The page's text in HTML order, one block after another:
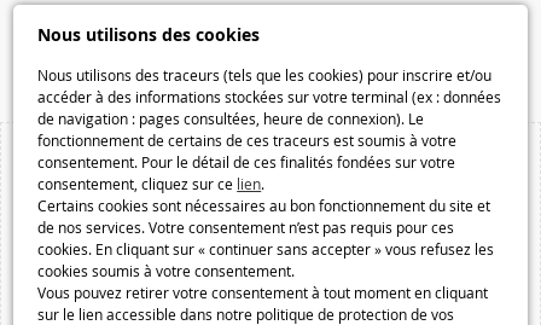
Nous utilisons des cookies
Nous utilisons des traceurs (tels que les cookies) pour inscrire et/ou
accéder à des informations stockées sur votre terminal (ex : données
de navigation : pages consultées, heure de connexion). Le
fonctionnement de certains de ces traceurs est soumis à votre
consentement. Pour le détail de ces finalités fondées sur votre
consentement, cliquez sur ce lien.
Certains cookies sont nécessaires au bon fonctionnement du site et
de nos services. Votre consentement n’est pas requis pour ces
cookies. En cliquant sur « continuer sans accepter » vous refusez les
cookies soumis à votre consentement.
Vous pouvez retirer votre consentement à tout moment en cliquant
sur le lien accessible dans notre politique de protection de vos